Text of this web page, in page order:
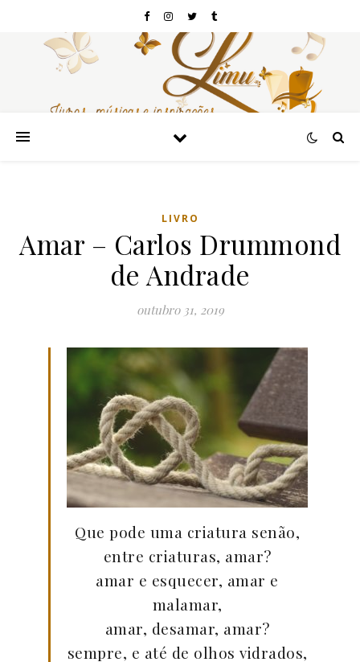
LIVRO
Amar – Carlos Drummond
de Andrade
outubro 31, 2019
Que pode uma criatura senão,
entre criaturas, amar?
amar e esquecer, amar e
malamar,
amar, desamar, amar?
sempre, e até de olhos vidrados,